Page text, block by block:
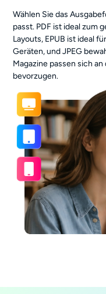
Wählen Sie das
passt. PDF ist ideal zum
Layouts, EPUB ist ideal
Geräten, und JPEG
Magazine passen sich
bevorzugen.